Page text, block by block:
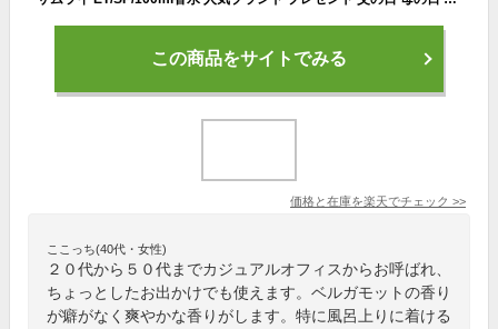
この商品をサイトでみる
価格と在庫を楽天でチェック >>
ここっち(40代・女性)
２０代から５０代までカジュアルオフィスからお呼ばれ、
ちょっとしたお出かけでも使えます。ベルガモットの香り
が癖がなく爽やかな香りがします。特に風呂上りに着ける